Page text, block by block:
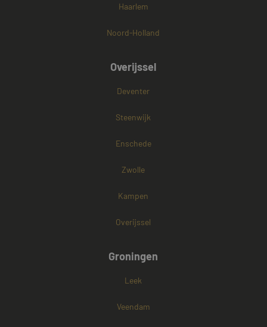
Haarlem
Noord-Holland
Overijssel
Deventer
Steenwijk
Enschede
Zwolle
Kampen
Overijssel
Groningen
Leek
Veendam